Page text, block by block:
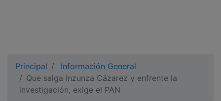
Principal
Información General
Que salga Inzunza Cázarez y enfrente la
investigación, exige el PAN